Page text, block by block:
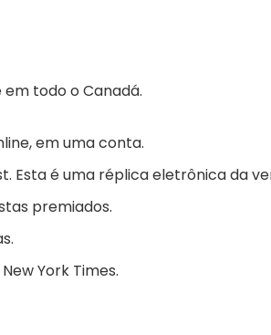
todo o Canadá.
em uma conta.
Esta é uma réplica eletrônica da
premiados.
York Times.